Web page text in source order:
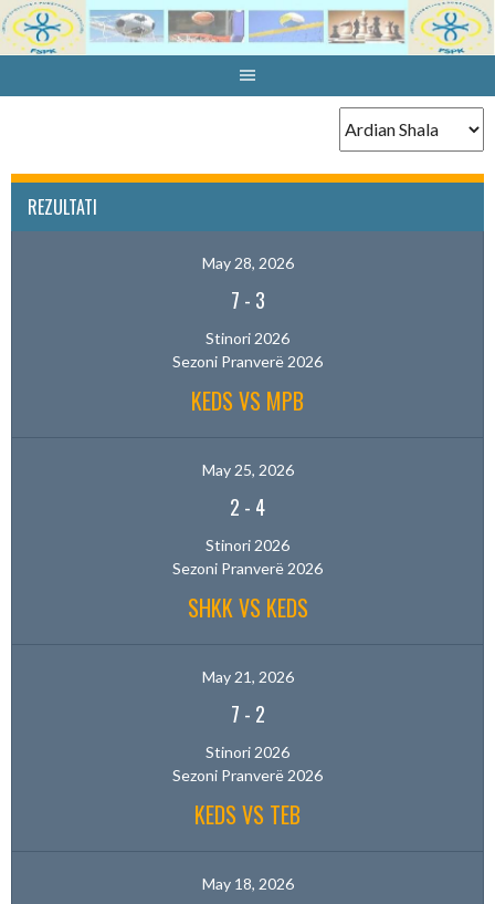
Skip
to
REZULTATI
May 28, 2026
7 - 3
Stinori 2026
Sezoni Pranverë 2026
KEDS VS MPB
May 25, 2026
2 - 4
Stinori 2026
Sezoni Pranverë 2026
SHKK VS KEDS
May 21, 2026
7 - 2
Stinori 2026
Sezoni Pranverë 2026
KEDS VS TEB
May 18, 2026